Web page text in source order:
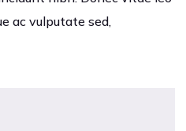
ac vulputate sed,